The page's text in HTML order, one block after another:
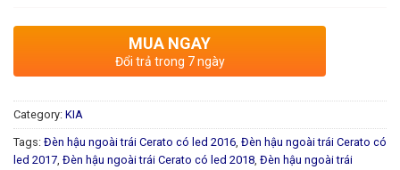
MUA NGAY
Đổi trả trong 7 ngày
Category: KIA
Tags: Đèn hậu ngoài trái Cerato có led 2016, Đèn hậu ngoài trái Cerato có
led 2017, Đèn hậu ngoài trái Cerato có led 2018, Đèn hậu ngoài trái